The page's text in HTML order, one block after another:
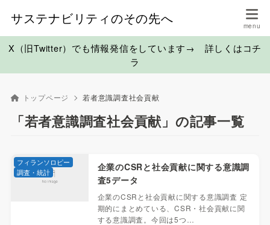
サステナビリティのその先へ
X（旧Twitter）でも情報発信をしています→ 詳しくはコチ
ラ
トップページ 若者意識調査社会貢献
「若者意識調査社会貢献」の記事一覧
企業のCSRと社会貢献に関する意識調
査5データ
企業のCSRと社会貢献に関する意識調査 定
期的にまとめている、CSR・社会貢献に関
する意識調査。今回は5つ…
フィランソロピー
調査・統計